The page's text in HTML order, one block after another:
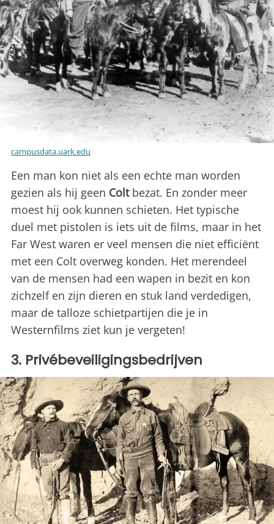
campusdata.uark.edu
Een man kon niet als een echte man worden
gezien als hij geen Coltbezat. En zonder meer
moest hij ook kunnen schieten. Het typische
duel met pistolen is iets uit de films, maar in het
Far West waren er veel mensen die niet efficiënt
met een Colt overweg konden. Het merendeel
van de mensen had een wapen in bezit en kon
zichzelf en zijn dieren en stuk land verdedigen,
maar de talloze schietpartijen die je in
Westernfilms ziet kun je vergeten!
3. Privébeveiligingsbedrijven